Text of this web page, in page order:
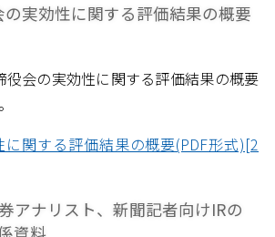
実効性に関する評価結果の概要
役会の実効性に関する評価結果の概要
関する評価結果の概要(PDF形式)[2
アナリスト、新聞記者向けIRの